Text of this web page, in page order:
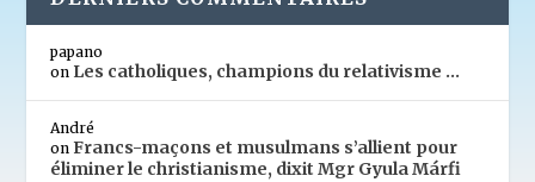
papano
on Les catholiques, champions du relativisme …
André
onFrancs-maçons et musulmans s’allient pour
éliminer le christianisme, dixit Mgr Gyula Márfi